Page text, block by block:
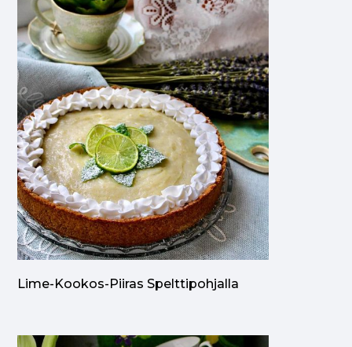
Lime-Kookos-Piiras Spelttipohjalla